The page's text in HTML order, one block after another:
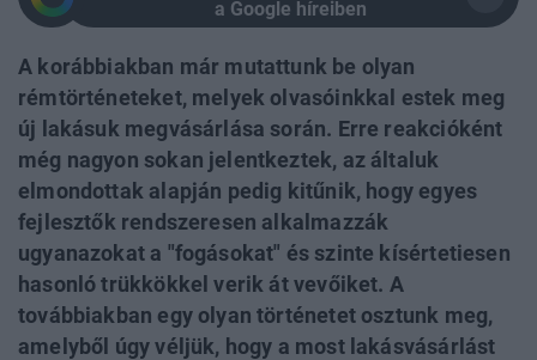
a Google híreiben
A korábbiakban már mutattunk be olyan
rémtörténeteket, melyek olvasóinkkal estek meg
új lakásuk megvásárlása során. Erre reakcióként
még nagyon sokan jelentkeztek, az általuk
elmondottak alapján pedig kitűnik, hogy egyes
fejlesztők rendszeresen alkalmazzák
ugyanazokat a "fogásokat" és szinte kísértetiesen
hasonló trükkökkel verik át vevőiket. A
továbbiakban egy olyan történetet osztunk meg,
amelyből úgy véljük, hogy a most lakásvásárlást